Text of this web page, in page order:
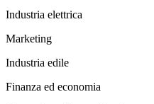
Industria elettrica
Marketing
Industria edile
Finanza ed economia